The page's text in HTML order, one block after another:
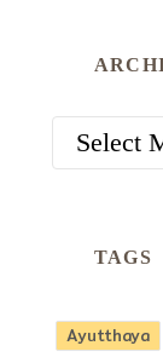
TAGS
Ayutthaya